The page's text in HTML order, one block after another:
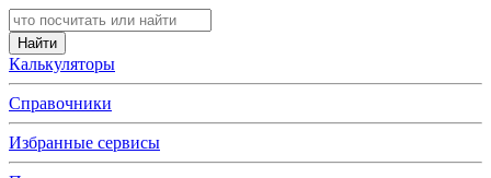
Калькуляторы
Справочники
Избранные сервисы